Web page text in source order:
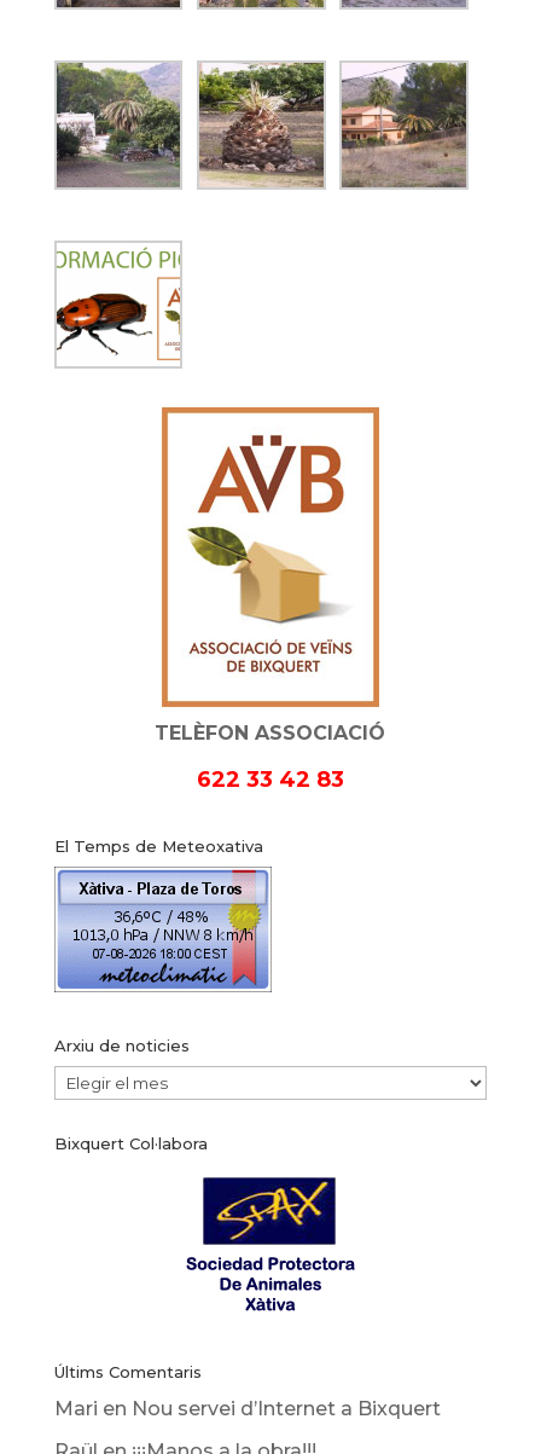
TELÈFON ASSOCIACIÓ
622 33 42 83
El Temps de Meteoxativa
Arxiu de noticies
Arxiu
noticies
Bixquert Col·labora
Últims Comentaris
Mari en Nou servei d’Internet a Bixquert